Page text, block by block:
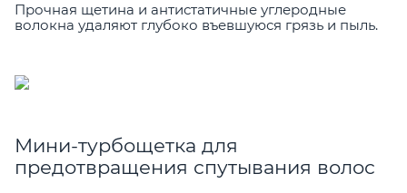
Прочная щетина и антистатичные углеродные
волокна удаляют глубоко въевшуюся грязь и пыль.
Мини-турбощетка для
предотвращения спутывания волос